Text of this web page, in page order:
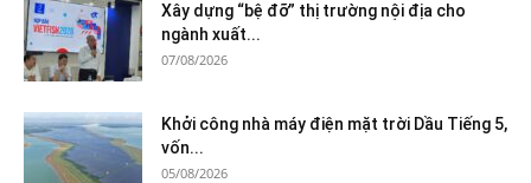
Xây dựng “bệ đỡ” thị trường nội địa cho
ngành xuất...
07/08/2026
Khởi công nhà máy điện mặt trời Dầu Tiếng 5,
vốn...
05/08/2026